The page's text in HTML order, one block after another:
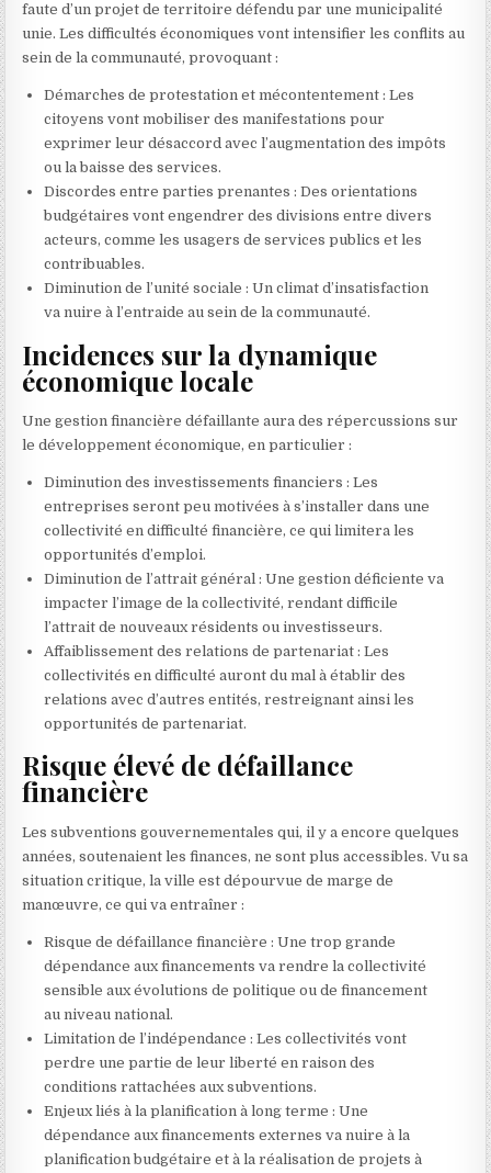
faute d’un projet de territoire défendu par une municipalité
unie. Les difficultés économiques vont intensifier les conflits au
sein de la communauté, provoquant :
Démarches de protestation et mécontentement : Les
citoyens vont mobiliser des manifestations pour
exprimer leur désaccord avec l’augmentation des impôts
ou la baisse des services.
Discordes entre parties prenantes : Des orientations
budgétaires vont engendrer des divisions entre divers
acteurs, comme les usagers de services publics et les
contribuables.
Diminution de l’unité sociale : Un climat d’insatisfaction
va nuire à l’entraide au sein de la communauté.
Incidences sur la dynamique
économique locale
Une gestion financière défaillante aura des répercussions sur
le développement économique, en particulier :
Diminution des investissements financiers : Les
entreprises seront peu motivées à s’installer dans une
collectivité en difficulté financière, ce qui limitera les
opportunités d’emploi.
Diminution de l’attrait général : Une gestion déficiente va
impacter l’image de la collectivité, rendant difficile
l’attrait de nouveaux résidents ou investisseurs.
Affaiblissement des relations de partenariat : Les
collectivités en difficulté auront du mal à établir des
relations avec d’autres entités, restreignant ainsi les
opportunités de partenariat.
Risque élevé de défaillance
financière
Les subventions gouvernementales qui, il y a encore quelques
années, soutenaient les finances, ne sont plus accessibles. Vu sa
situation critique, la ville est dépourvue de marge de
manœuvre, ce qui va entraîner :
Risque de défaillance financière : Une trop grande
dépendance aux financements va rendre la collectivité
sensible aux évolutions de politique ou de financement
au niveau national.
Limitation de l’indépendance : Les collectivités vont
perdre une partie de leur liberté en raison des
conditions rattachées aux subventions.
Enjeux liés à la planification à long terme : Une
dépendance aux financements externes va nuire à la
planification budgétaire et à la réalisation de projets à